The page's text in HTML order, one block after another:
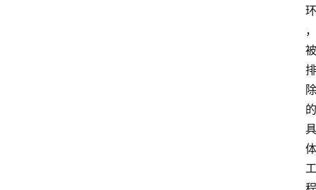
环
，
被
排
除
的
具
体
工